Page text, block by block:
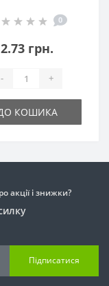
0
2.73 грн.
- +
КОШИКА
акції і знижки?
Підписатися